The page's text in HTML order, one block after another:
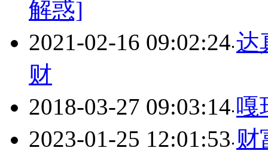
解惑]
2021-02-16 09:02:24 达
财
2018-03-27 09:03:14 嘎
2023-01-25 12:01:53 财